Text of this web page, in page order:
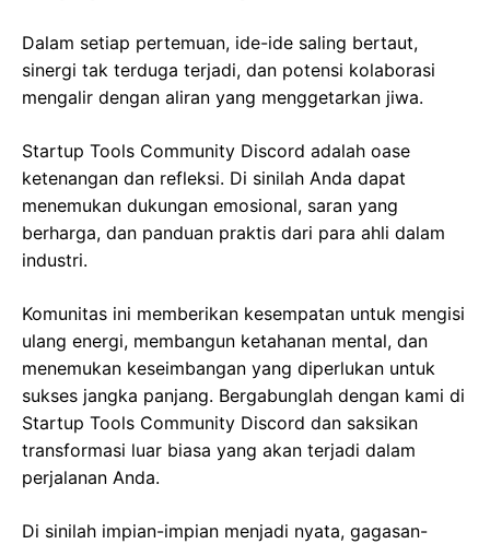
Dalam setiap pertemuan, ide-ide saling bertaut,
sinergi tak terduga terjadi, dan potensi kolaborasi
mengalir dengan aliran yang menggetarkan jiwa.
Startup Tools Community Discord adalah oase
ketenangan dan refleksi. Di sinilah Anda dapat
menemukan dukungan emosional, saran yang
berharga, dan panduan praktis dari para ahli dalam
industri.
Komunitas ini memberikan kesempatan untuk mengisi
ulang energi, membangun ketahanan mental, dan
menemukan keseimbangan yang diperlukan untuk
sukses jangka panjang. Bergabunglah dengan kami di
Startup Tools Community Discord dan saksikan
transformasi luar biasa yang akan terjadi dalam
perjalanan Anda.
Di sinilah impian-impian menjadi nyata, gagasan-